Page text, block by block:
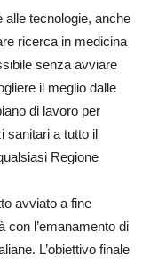
alle tecnologie, anche
ricerca in medicina
senza avviare
il meglio dalle
di lavoro per
sanitari a tutto il
Regione
avviato a fine
con l’emanamento di
L’obiettivo finale